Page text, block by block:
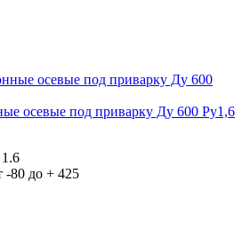
осевые под приварку Ду 600 Ру1,6
-80 до + 425